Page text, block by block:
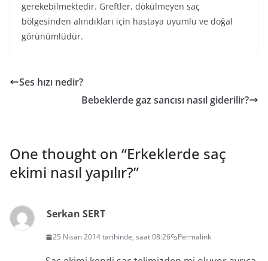
gerekebilmektedir. Greftler, dökülmeyen saç
bölgesinden alındıkları için hastaya uyumlu ve doğal
görünümlüdür.
Ses hızı nedir?
Bebeklerde gaz sancısı nasıl giderilir?
One thought on “Erkeklerde saç
ekimi nasıl yapılır?”
Serkan SERT
25 Nisan 2014 tarihinde, saat 08:26 Permalink